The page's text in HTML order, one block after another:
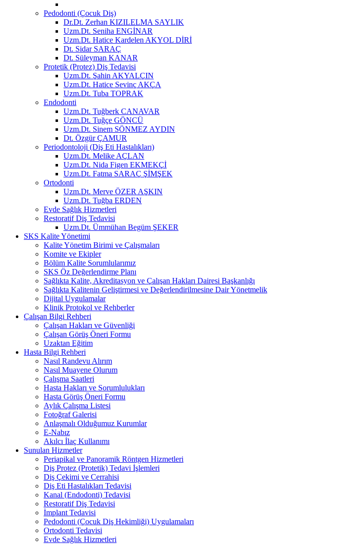
Pedodonti (Çocuk Diş)
Dr.Dt. Zerhan KIZILELMA SAYLIK
Uzm.Dt. Seniha ENGİNAR
Uzm.Dt. Hatice Kardelen AKYOL DİRİ
Dt. Sidar SARAÇ
Dt. Süleyman KANAR
Protetik (Protez) Diş Tedavisi
Uzm.Dt. Şahin AKYALÇIN
Uzm.Dt. Hatice Sevinç AKÇA
Uzm.Dt. Tuba TOPRAK
Endodonti
Uzm.Dt. Tuğberk CANAVAR
Uzm.Dt. Tuğçe GÖNCÜ
Uzm.Dt. Sinem SÖNMEZ AYDIN
Dt. Özgür ÇAMUR
Periodontoloji (Diş Eti Hastalıkları)
Uzm.Dt. Melike AÇLAN
Uzm.Dt. Nida Figen EKMEKÇİ
Uzm.Dt. Fatma SARAÇ ŞİMŞEK
Ortodonti
Uzm.Dt. Merve ÖZER AŞKIN
Uzm.Dt. Tuğba ERDEN
Evde Sağlık Hizmetleri
Restoratif Diş Tedavisi
Uzm.Dt. Ümmühan Begüm ŞEKER
SKS Kalite Yönetimi
Kalite Yönetim Birimi ve Çalışmaları
Komite ve Ekipler
Bölüm Kalite Sorumlularımız
SKS Öz Değerlendirme Planı
Sağlıkta Kalite, Akreditasyon ve Çalışan Hakları Dairesi Başkanlığı
Sağlıkta Kalitenin Geliştirmesi ve Değerlendirilmesine Dair Yönetmelik
Dijital Uygulamalar
Klinik Protokol ve Rehberler
Çalışan Bilgi Rehberi
Çalışan Hakları ve Güvenliği
Çalışan Görüş Öneri Formu
Uzaktan Eğitim
Hasta Bilgi Rehberi
Nasıl Randevu Alırım
Nasıl Muayene Olurum
Çalışma Saatleri
Hasta Hakları ve Sorumlulukları
Hasta Görüş Öneri Formu
Aylık Çalışma Listesi
Fotoğraf Galerisi
Anlaşmalı Olduğumuz Kurumlar
E-Nabız
Akılcı İlaç Kullanımı
Sunulan Hizmetler
Periapikal ve Panoramik Röntgen Hizmetleri
Diş Protez (Protetik) Tedavi İşlemleri
Diş Çekimi ve Cerrahisi
Diş Eti Hastalıkları Tedavisi
Kanal (Endodonti) Tedavisi
Restoratif Diş Tedavisi
İmplant Tedavisi
Pedodonti (Çocuk Diş Hekimliği) Uygulamaları
Ortodonti Tedavisi
Evde Sağlık Hizmetleri